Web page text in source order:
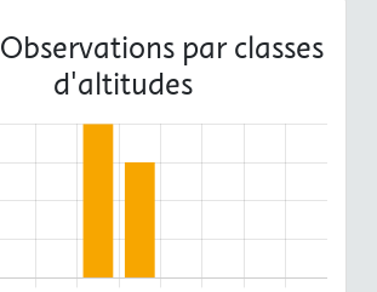
Observations par classes
d'altitudes